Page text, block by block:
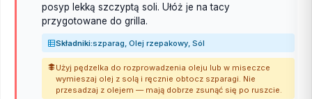
posyp lekką szczyptą soli. Ułóż je na tacy
przygotowane do grilla.
Składniki:szparag, Olej rzepakowy, Sól
Użyj pędzelka do rozprowadzenia oleju lub w miseczce
wymieszaj olej z solą i ręcznie obtocz szparagi. Nie
przesadzaj z olejem — mają dobrze zsunąć się po ruszcie.